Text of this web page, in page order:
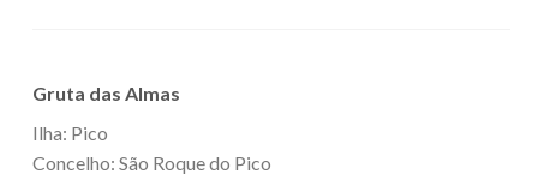
Gruta das Almas
Ilha: Pico
Concelho: São Roque do Pico